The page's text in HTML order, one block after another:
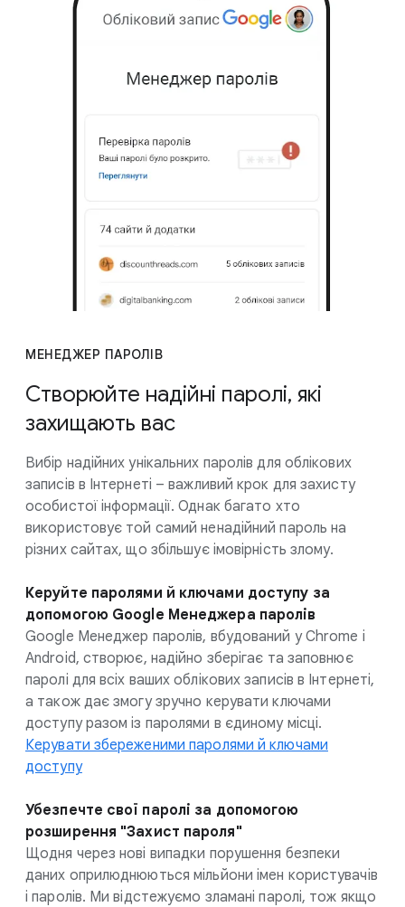
МЕНЕДЖЕР ПАРОЛІВ
Створюйте надійні паролі, які
захищають вас
Вибір надійних унікальних паролів для облікових
записів в Інтернеті – важливий крок для захисту
особистої інформації. Однак багато хто
використовує той самий ненадійний пароль на
різних сайтах, що збільшує імовірність злому.
Керуйте паролями й ключами доступу за
допомогою Google Менеджера паролів
Google Менеджер паролів, вбудований у Chrome і
Android, створює, надійно зберігає та заповнює
паролі для всіх ваших облікових записів в Інтернеті,
а також дає змогу зручно керувати ключами
доступу разом із паролями в єдиному місці.
Керувати збереженими паролями й ключами
доступу
Убезпечте свої паролі за допомогою
розширення "Захист пароля"
Щодня через нові випадки порушення безпеки
даних оприлюднюються мільйони імен користувачів
і паролів. Ми відстежуємо зламані паролі, тож якщо